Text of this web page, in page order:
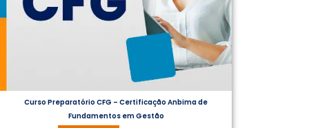
Curso Preparatório CFG – Certificação Anbima de
Fundamentos em Gestão